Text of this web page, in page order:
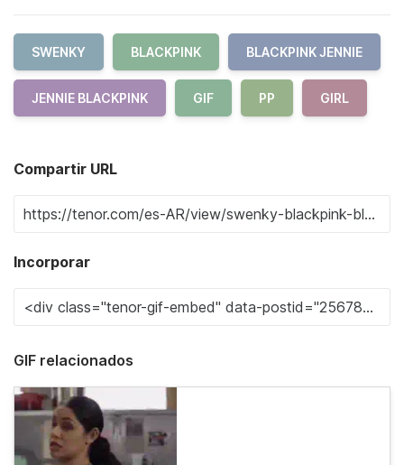
SWENKY BLACKPINK BLACKPINK JENNIE
JENNIE BLACKPINK GIF PP GIRL
Compartir URL
Incorporar
GIF relacionados